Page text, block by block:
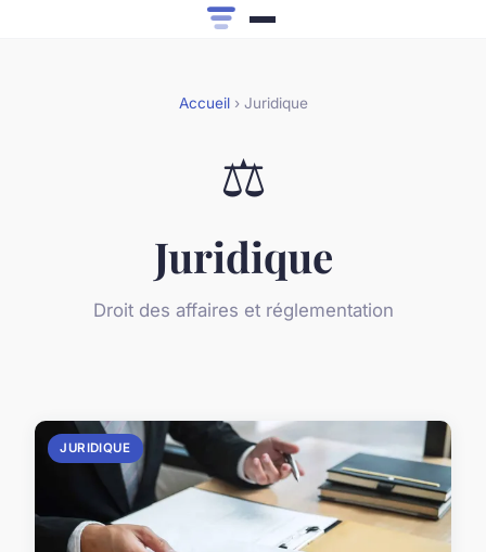
Accueil› Juridique
⚖️
Juridique
Droit des affaires et réglementation
JURIDIQUE